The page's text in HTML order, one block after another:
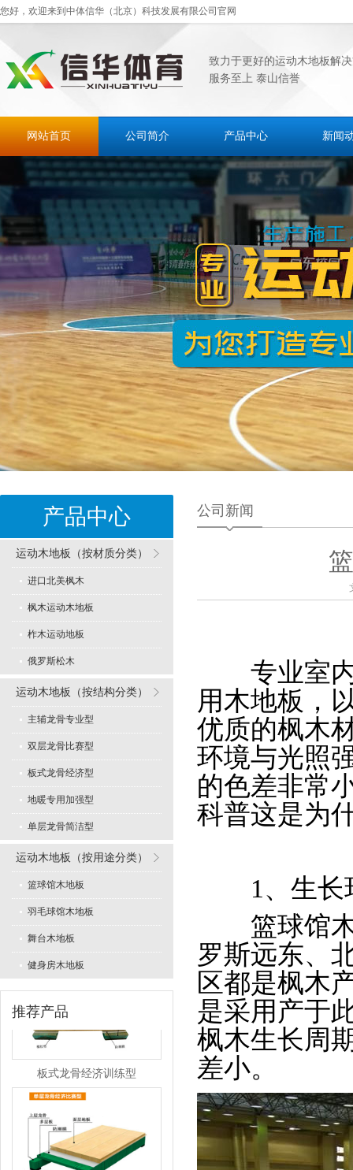
您好，欢迎来到中体信华（北京）科技发展有限公司官网
致力于更好的运动木地板解
服务至上 泰山信誉
网站首页 公司简介 产品中心 新闻
产品中心
运动木地板（按材质分类）
进口北美枫木
枫木运动木地板
柞木运动地板
俄罗斯松木
运动木地板（按结构分类）
主辅龙骨专业型
双层龙骨比赛型
板式龙骨经济型
地暖专用加强型
单层龙骨简洁型
运动木地板（按用途分类）
篮球馆木地板
羽毛球馆木地板
舞台木地板
健身房木地板
推荐产品
LVL型比赛结构
公司新闻
专业室内
用木地板，
优质的枫木
环境与光照
的色差非常
科普这是为
1、生长
篮球馆木
罗斯远东、
区都是枫木
是采用产于
枫木生长周
差小。